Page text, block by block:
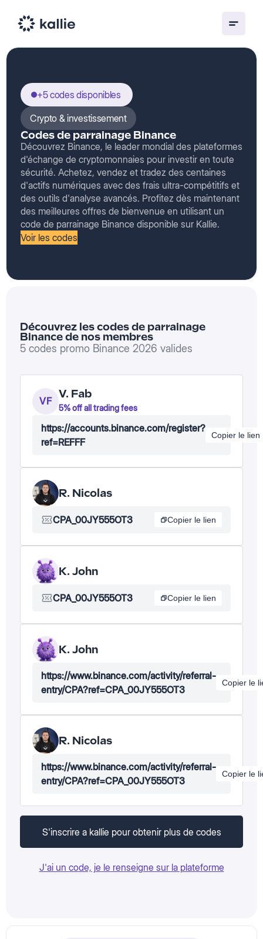
+5 codes disponibles
Crypto & investissement
Codes de parrainage Binance
Découvrez Binance, le leader mondial des plateformes
d'échange de cryptomonnaies pour investir en toute
sécurité. Achetez, vendez et tradez des centaines
d'actifs numériques avec des frais ultra-compétitifs et
des outils d'analyse avancés. Profitez dès maintenant
des meilleures offres de bienvenue en utilisant un
code de parrainage Binance disponible sur Kallie.
Voir les codes
Découvrez les codes de parrainage
Binance de nos membres
5 codes promo Binance 2026 valides
VF
V. Fab
5% off all trading fees
https://accounts.binance.com/register?
ref=REFFF
Copier le lien
R. Nicolas
CPA_00JY555OT3 Copier le lien
K. John
CPA_00JY555OT3 Copier le lien
K. John
https://www.binance.com/activity/referral-
entry/CPA?ref=CPA_00JY555OT3
Copier le
R. Nicolas
https://www.binance.com/activity/referral-
entry/CPA?ref=CPA_00JY555OT3
Copier le
S'inscrire a kallie pour obtenir plus de codes
J'ai un code, je le renseigne sur la plateforme